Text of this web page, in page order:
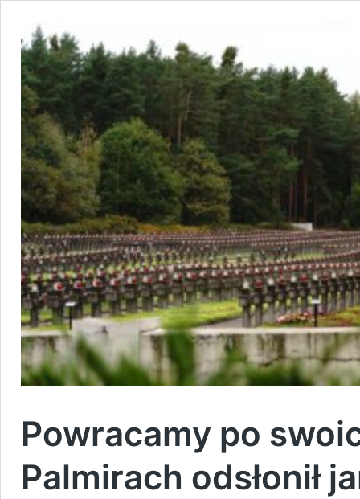
Powracamy po
Palmirach odsłonił